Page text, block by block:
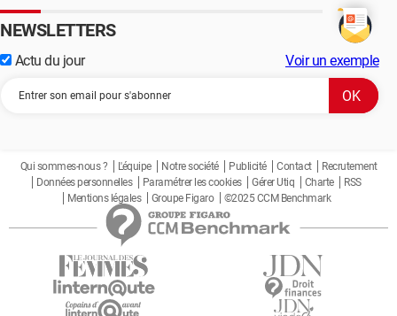
NEWSLETTERS
Actu du jour Voir un exemple
Qui sommes-nous ? L'équipe Notre société Publicité Contact
Recrutement
Données personnelles
Paramétrer les cookies Gérer Utiq Charte
RSS
Mentions légales
Groupe Figaro ©2025 CCM Benchmark